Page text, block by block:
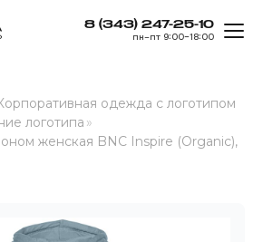
8 (343) 247-25-10
пн–пт 9:00–18:00
одежда с логотипом
логотипа »
женская BNC Inspire (Organic),